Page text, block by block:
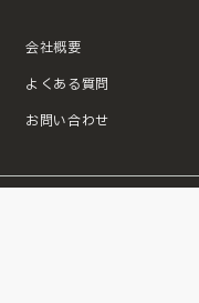
会社概要
よくある質問
お問い合わせ